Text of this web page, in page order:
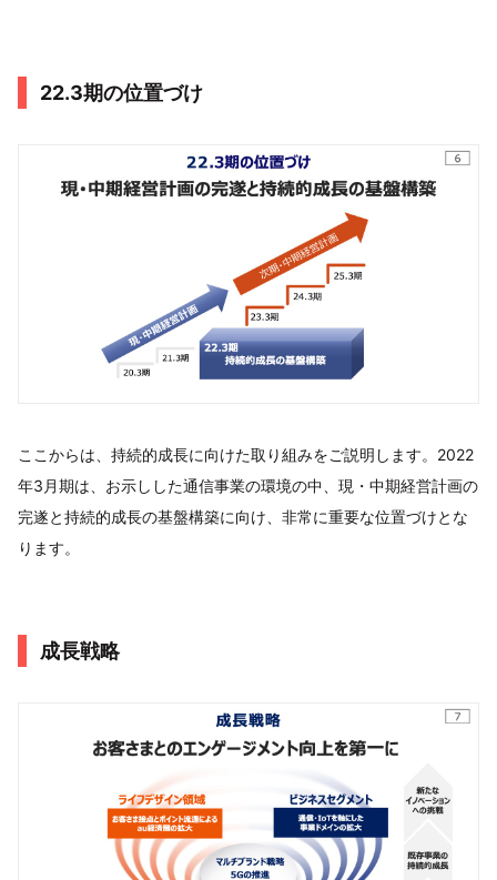
22.3期の位置づけ
ここからは、持続的成長に向けた取り組みをご説明します。2022
年3月期は、お示しした通信事業の環境の中、現・中期経営計画の
完遂と持続的成長の基盤構築に向け、非常に重要な位置づけとな
ります。
成長戦略